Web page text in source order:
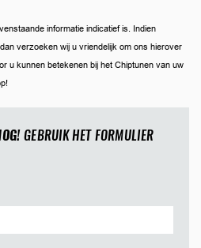
informatie indicatief is. Indien
verzoeken wij u vriendelijk om ons hierover
u kunnen betekenen bij het Chiptunen van uw
GEBRUIK HET FORMULIER